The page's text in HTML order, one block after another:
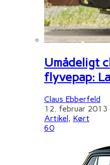
Umådeligt
flyvepap:
Claus Ebberfeld
12. februar 2013
Artikel, Kørt
60